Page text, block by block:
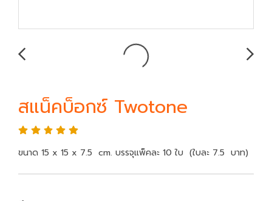
สแน็คบ็อกซ์ Twotone
ขนาด 15 x 15 x 7.5 cm. บรรจุแพ็คละ 10 ใบ (ใบละ 7.5 บาท)